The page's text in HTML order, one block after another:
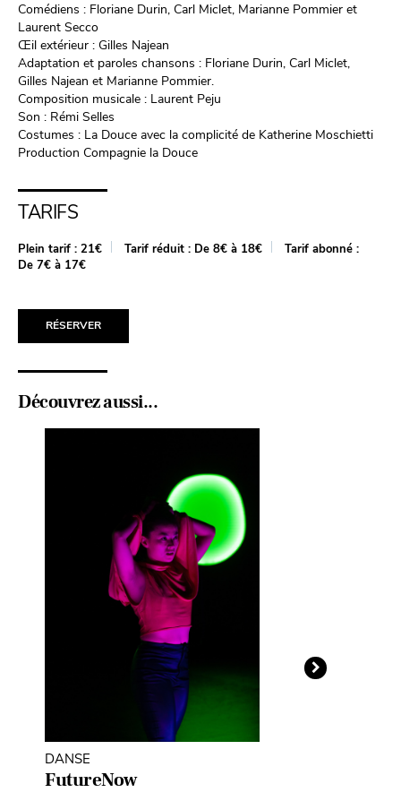
Comédiens : Floriane Durin, Carl Miclet, Marianne Pommier et
Laurent Secco
Œil extérieur : Gilles Najean
Adaptation et paroles chansons : Floriane Durin, Carl Miclet,
Gilles Najean et Marianne Pommier.
Composition musicale : Laurent Peju
Son : Rémi Selles
Costumes : La Douce avec la complicité de Katherine Moschietti
Production Compagnie la Douce
TARIFS
Plein tarif : 21€ Tarif réduit : De 8€ à 18€
Tarif abonné :
De 7€ à 17€
RÉSERVER
Découvrez aussi...
DANSE
FutureNow